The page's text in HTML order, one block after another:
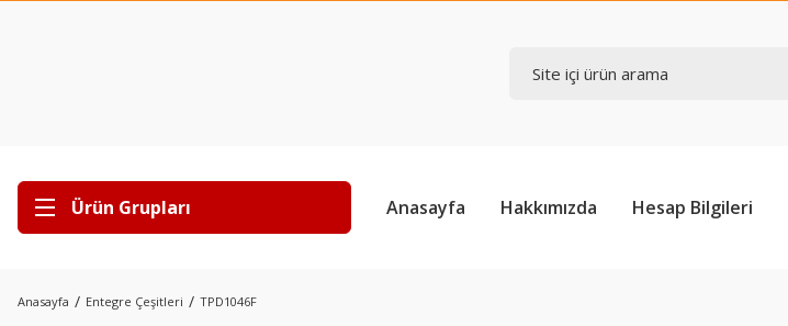
Ürün Grupları Anasayfa Hakkımızda Hesap Bilgileri
Anasayfa Entegre Çeşitleri TPD1046F